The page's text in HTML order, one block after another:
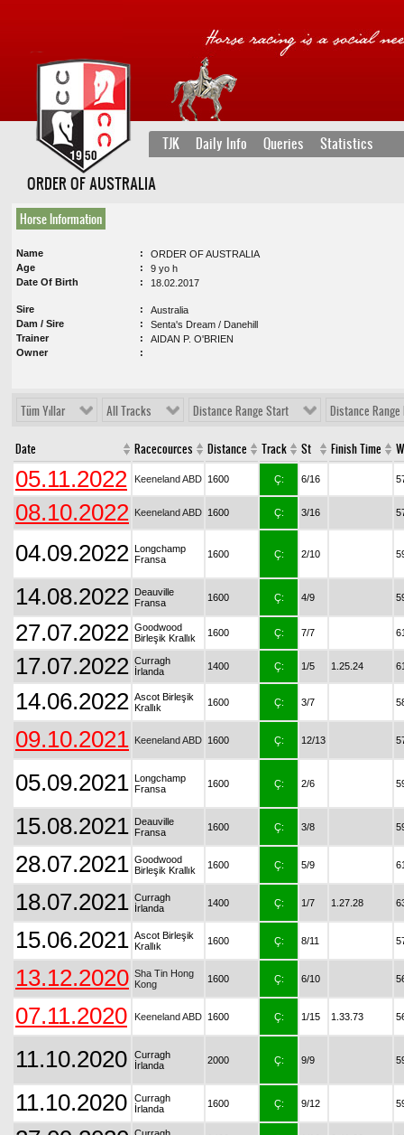
TJK Daily Info Queries Statistics
ORDER OF AUSTRALIA
Horse Information
Name
ORDER OF AUSTRALIA
Age
9 yo h
Date Of Birth
18.02.2017
Sire
Australia
Dam / Sire
Senta's Dream / Danehill
Trainer
AIDAN P. O'BRIEN
Owner
Tüm Yıllar All Tracks Distance Range Start Distance Range
Date Racecources Distance Track St Finish Time
05.11.2022 Keeneland ABD 1600 Ç: 6/16
08.10.2022 Keeneland ABD 1600 Ç: 3/16
04.09.2022 Longchamp
Fransa
1600 Ç: 2/10
14.08.2022 Deauville
Fransa
1600 Ç: 4/9
27.07.2022 Goodwood
Birleşik Krallık
1600 Ç: 7/7
17.07.2022 Curragh
İrlanda
1400 Ç: 1/5 1.25.24
14.06.2022 Ascot Birleşik
Krallık
1600 Ç: 3/7
09.10.2021 Keeneland ABD 1600 Ç: 12/13
05.09.2021 Longchamp
Fransa
1600 Ç: 2/6
15.08.2021 Deauville
Fransa
1600 Ç: 3/8
28.07.2021 Goodwood
Birleşik Krallık
1600 Ç: 5/9
18.07.2021 Curragh
İrlanda
1400 Ç: 1/7 1.27.28
15.06.2021 Ascot Birleşik
Krallık
1600 Ç: 8/11
13.12.2020 Sha Tin Hong
Kong
1600 Ç: 6/10
07.11.2020 Keeneland ABD 1600 Ç: 1/15 1.33.73
11.10.2020
Curragh
İrlanda
2000 Ç: 9/9
11.10.2020
Curragh
İrlanda
1600 Ç: 9/12